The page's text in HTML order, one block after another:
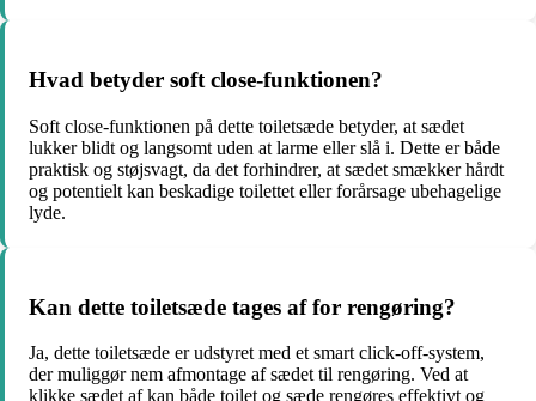
Hvad betyder soft close-funktionen?
Soft close-funktionen på dette toiletsæde betyder, at sædet
lukker blidt og langsomt uden at larme eller slå i. Dette er både
praktisk og støjsvagt, da det forhindrer, at sædet smækker hårdt
og potentielt kan beskadige toilettet eller forårsage ubehagelige
lyde.
Kan dette toiletsæde tages af for rengøring?
Ja, dette toiletsæde er udstyret med et smart click-off-system,
der muliggør nem afmontage af sædet til rengøring. Ved at
klikke sædet af kan både toilet og sæde rengøres effektivt og